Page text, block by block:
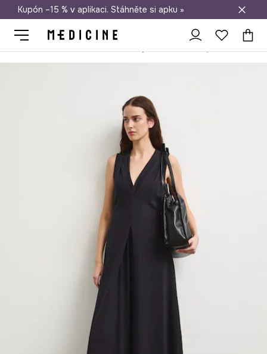
Doprava zdarma při nákupu nad 1 200 Kč
Kupón –15 % v aplikaci. Stáhněte si apku »